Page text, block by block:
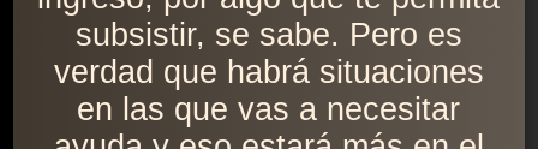
subsistir, se sabe. Pero es
verdad que habrá situaciones
en las que vas a necesitar